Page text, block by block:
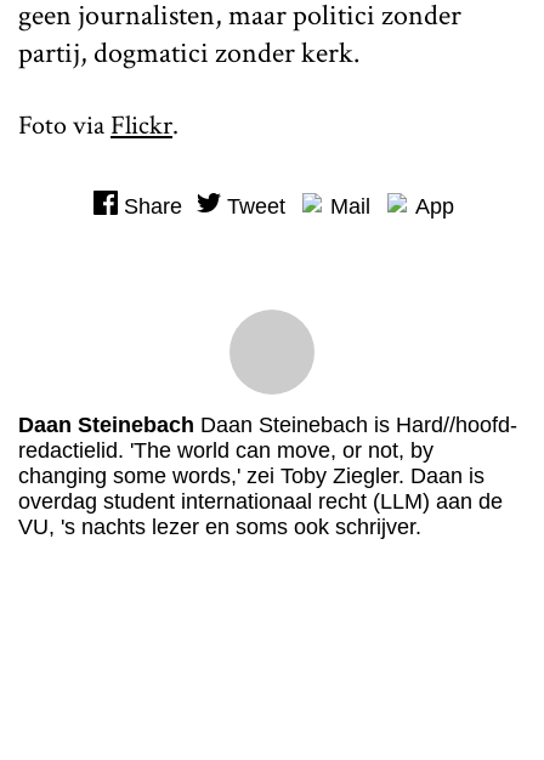
geen journalisten, maar politici zonder
partij, dogmatici zonder kerk.
Foto via Flickr.
Share Tweet Mail App
Daan Steinebach Daan Steinebach is Hard//hoofd-
redactielid. 'The world can move, or not, by
changing some words,' zei Toby Ziegler. Daan is
overdag student internationaal recht (LLM) aan de
VU, 's nachts lezer en soms ook schrijver.